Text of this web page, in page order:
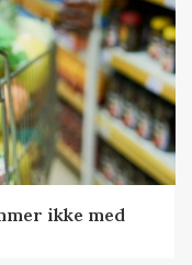
ikke med